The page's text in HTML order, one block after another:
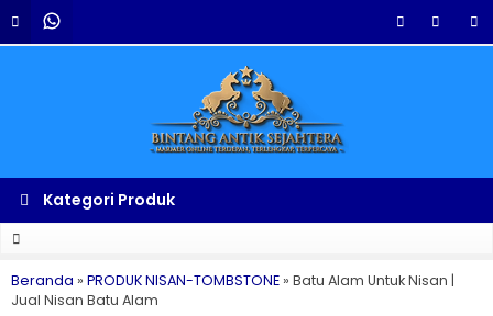
Kategori Produk
Beranda » PRODUK NISAN-TOMBSTONE » Batu Alam Untuk Nisan |
Jual Nisan Batu Alam